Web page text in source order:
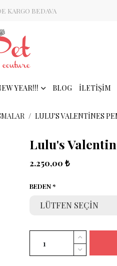
KARGO BEDAVA
YEAR!!! BLOG İLETIŞIM
LULU'S VALENTINES
Lulu's
2.250,00 ₺
BEDEN
LÜTFEN SEÇIN